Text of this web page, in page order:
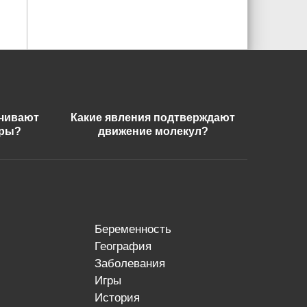
Какие явления подтверждают
движение молекул?
беременность
география
заболевания
игры
история